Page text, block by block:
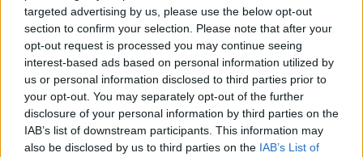
targeted advertising by us, please use the below opt-out
section to confirm your selection. Please note that after your
opt-out request is processed you may continue seeing
interest-based ads based on personal information utilized by
us or personal information disclosed to third parties prior to
your opt-out. You may separately opt-out of the further
disclosure of your personal information by third parties on the
IAB’s list of downstream participants. This information may
also be disclosed by us to third parties on the IAB’s List of
eladóhölgy szerencsére
gyorsan kapcsolt,
értesítette az
illetékeseket és a rendőrség el is fogta a férfit. A segélykérés
célba ért.
TOVÁBB OLVASOM